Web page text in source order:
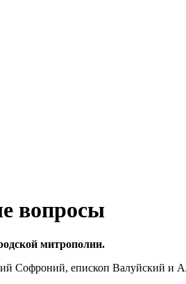
вопросы
митрополии.
Софроний, епископ Валуйский и